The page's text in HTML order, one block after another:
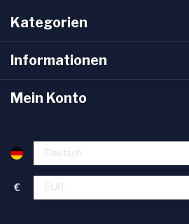
Kategorien
Informationen
Mein Konto
€